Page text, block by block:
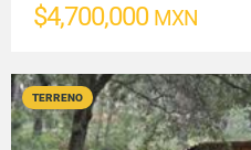
$4,700,000 MXN
TERRENO